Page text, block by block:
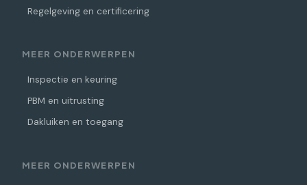
Regelgeving en certificering
MEER ONDERWERPEN
Inspectie en keuring
PBM en uitrusting
Dakluiken en toegang
MEER ONDERWERPEN